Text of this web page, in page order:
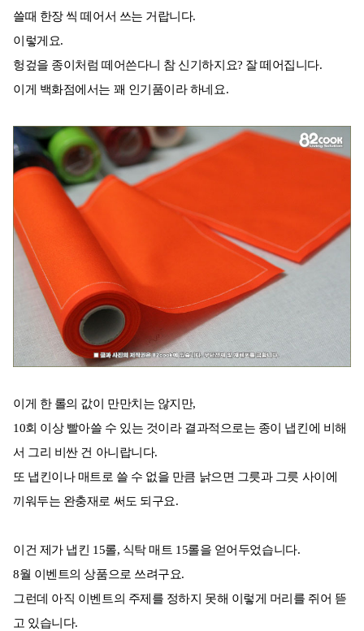
쓸때 한장 씩 떼어서 쓰는 거랍니다.
이렇게요.
헝겊을 종이처럼 떼어쓴다니 참 신기하지요? 잘 떼어집니다.
이게 백화점에서는 꽤 인기품이라 하네요.
이게 한 롤의 값이 만만치는 않지만,
10회 이상 빨아쓸 수 있는 것이라 결과적으로는 종이 냅킨에 비해
서 그리 비싼 건 아니랍니다.
또 냅킨이나 매트로 쓸 수 없을 만큼 낡으면 그릇과 그릇 사이에
끼워두는 완충재로 써도 되구요.
이건 제가 냅킨 15롤, 식탁 매트 15롤을 얻어두었습니다.
8월 이벤트의 상품으로 쓰려구요.
그런데 아직 이벤트의 주제를 정하지 못해 이렇게 머리를 쥐어 뜯
고 있습니다.